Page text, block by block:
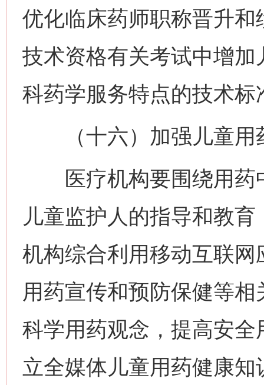
优化临床药师职称晋升
技术资格有关考试中增
科药学服务特点的技术标
（十六）加强儿童用
医疗机构要围绕用药
儿童监护人的指导和教
机构综合利用移动互联
用药宣传和预防保健等
科学用药观念，提高安
立全媒体儿童用药健康